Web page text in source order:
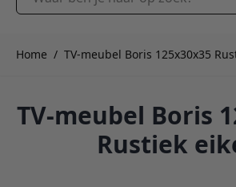
Home / TV-meubel Boris 125x30x35
TV-meubel Boris
Rustiek